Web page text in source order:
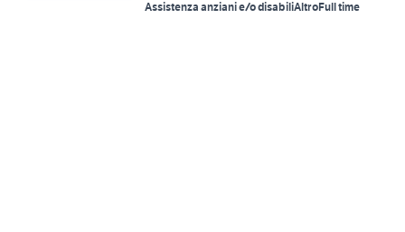
Assistenza anziani e/o disabiliAltroFull time